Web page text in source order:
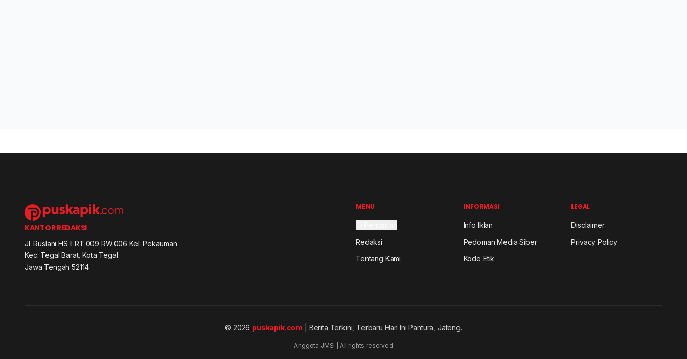
KANTOR REDAKSI
Jl. Ruslani HS II RT.009 RW.006 Kel. Pekauman
Kec. Tegal Barat, Kota Tegal
Jawa Tengah 52114
MENU
Redaksi
Tentang Kami
INFORMASI
Info Iklan
Pedoman Media Siber
Kode Etik
LEGAL
Disclaimer
Privacy Policy
© 2026 puskapik.com | Berita Terkini, Terbaru Hari Ini Pantura, Jateng.
Anggota JMSI | All rights reserved